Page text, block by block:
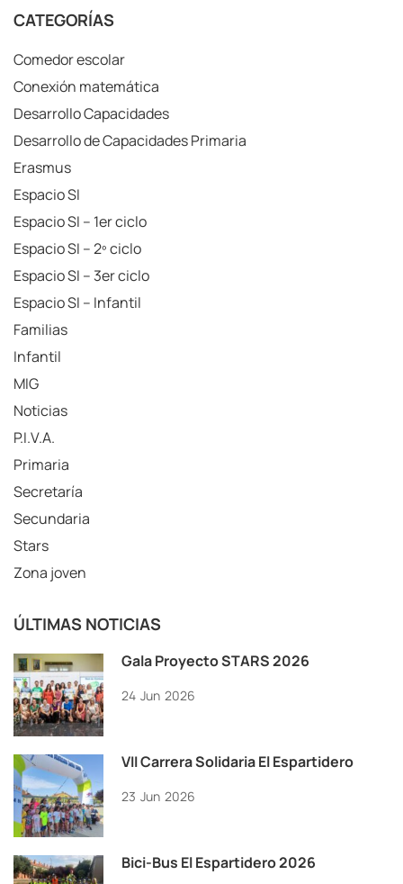
CATEGORÍAS
Comedor escolar
Conexión matemática
Desarrollo Capacidades
Desarrollo de Capacidades Primaria
Erasmus
Espacio SI
Espacio SI – 1er ciclo
Espacio SI – 2º ciclo
Espacio SI – 3er ciclo
Espacio SI – Infantil
Familias
Infantil
MIG
Noticias
P.I.V.A.
Primaria
Secretaría
Secundaria
Stars
Zona joven
ÚLTIMAS NOTICIAS
Gala Proyecto STARS 2026
24 Jun 2026
VII Carrera Solidaria El Espartidero
23 Jun 2026
Bici-Bus El Espartidero 2026